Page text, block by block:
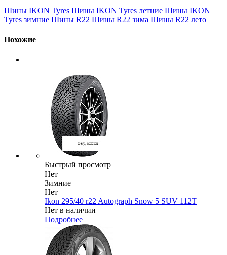
Шины IKON Tyres Шины IKON Tyres летние Шины IKON
Tyres зимние Шины R22 Шины R22 зима Шины R22 лето
Похожие
Быстрый просмотр
Нет
Зимние
Нет
Ikon 295/40 r22 Autograph Snow 5 SUV 112T
Нет в наличии
Подробнее